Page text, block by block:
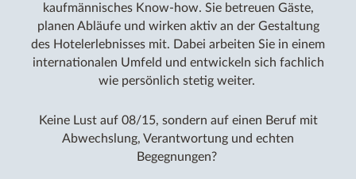
kaufmännisches Know-how. Sie betreuen Gäste,
planen Abläufe und wirken aktiv an der Gestaltung
des Hotelerlebnisses mit. Dabei arbeiten Sie in einem
internationalen Umfeld und entwickeln sich fachlich
wie persönlich stetig weiter.
Keine Lust auf 08/15, sondern auf einen Beruf mit
Abwechslung, Verantwortung und echten
Begegnungen?